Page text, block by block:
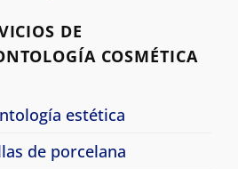
DE
COSMÉTICA
estética
de porcelana